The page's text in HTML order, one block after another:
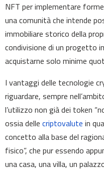
NFT per implementare
una comunità che intende
immobiliare storico della
condivisione di un progetto
acquistarne solo minime
I vantaggi delle tecnologie
riguardare, sempre
l’utilizzo non già dei token
ossia delle criptovalute in
concetto alla base del
fisico”, che pur essendo
una casa, una villa, un